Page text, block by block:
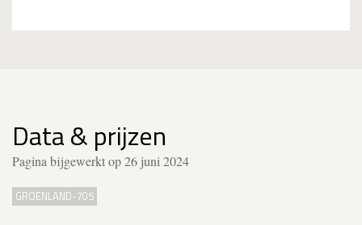
Data & prijzen
Pagina bijgewerkt op 26 juni 2024
GROENLAND-705